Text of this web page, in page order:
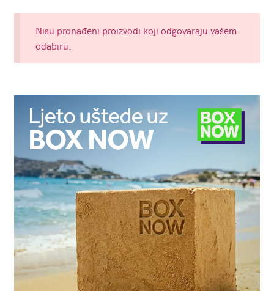
Nisu pronađeni proizvodi koji odgovaraju vašem
odabiru.